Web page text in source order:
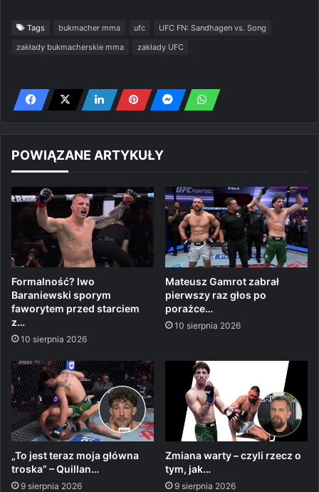
Tags bukmacher mma ufc
UFC FN: Sandhagen vs. Song
zakłady bukmacherskie mma
zakłady UFC
POWIĄZANE ARTYKUŁY
Formalność? Iwo
Baraniewski sporym
faworytem przed starciem
z…
10 sierpnia 2026
Mateusz Gamrot zabrał
pierwszy raz głos po
porażce…
10 sierpnia 2026
„To jest teraz moja główna
troska” – Quillan…
9 sierpnia 2026
Zmiana warty – czyli rzecz o
tym, jak…
9 sierpnia 2026